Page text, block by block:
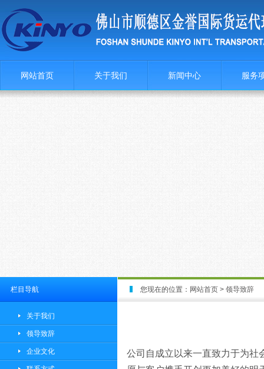
网站首页 关于我们 新闻中心 服务
栏目导航
关于我们
领导致辞
企业文化
您现在的位置： 网站首页 > 领导致辞
公司 自 成立以来一直致力于为社